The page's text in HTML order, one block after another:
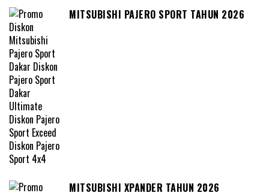
MITSUBISHI PAJERO SPORT TAHUN 2026
MITSUBISHI XPANDER TAHUN 2026